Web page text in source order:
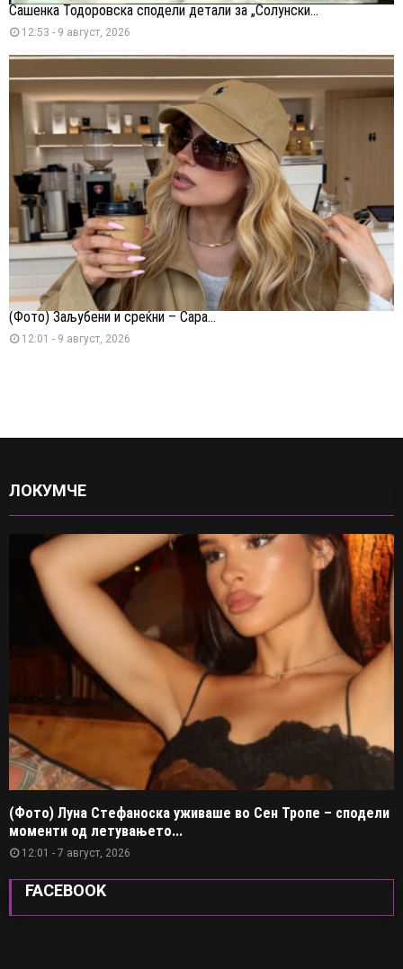
Сашенка Тодоровска сподели детали за „Солунски...
12:53 - 9 август, 2026
(Фото) Заљубени и среќни – Сара...
12:01 - 9 август, 2026
ЛОКУМЧЕ
(Фото) Луна Стефаноска уживаше во Сен Тропе – сподели
моменти од летувањето...
12:01 - 7 август, 2026
FACEBOOK